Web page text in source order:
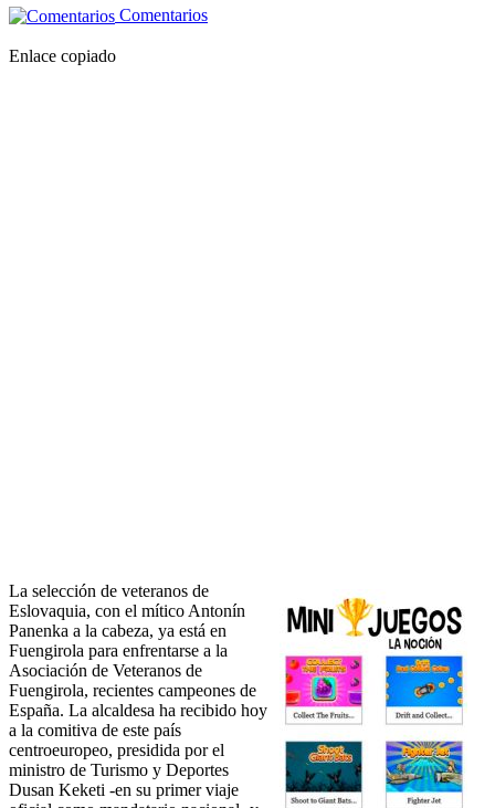
Comentarios
Enlace copiado
La selección de veteranos de
Eslovaquia, con el mítico Antonín
Panenka a la cabeza, ya está en
Fuengirola para enfrentarse a la
Asociación de Veteranos de
Fuengirola, recientes campeones de
España. La alcaldesa ha recibido hoy
a la comitiva de este país
centroeuropeo, presidida por el
ministro de Turismo y Deportes
Dusan Keketi -en su primer viaje